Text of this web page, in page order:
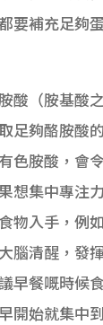
要補充足夠
酸（胺基酸
足夠酪胺酸
色胺酸，會
想集中專注
物入手，例
腦清醒，發
早餐嘅時候
開始就集中